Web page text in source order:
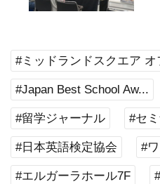
#ミッドランドスクエア オ
#Japan Best School Aw...
#留学ジャーナル #セ
#日本英語検定協会 #
#エルガーラホール7F